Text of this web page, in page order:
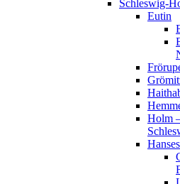
Schleswig-
Eutin
Holm